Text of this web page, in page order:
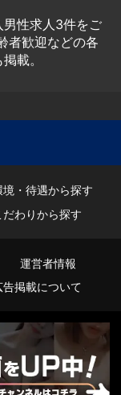
男性求人3件をご
者歓迎などの各
載。
境・待遇から探す
だわりから探す
運営者情報
告掲載について